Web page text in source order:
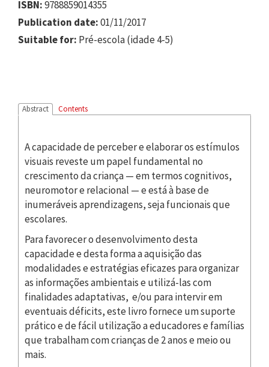
ISBN:9788859014355
Publication date:01/11/2017
Suitable for: Pré-escola (idade 4-5)
Abstract Contents
A capacidade de perceber e elaborar os estímulos
visuais reveste um papel fundamental no
crescimento da criança — em termos cognitivos,
neuromotor e relacional — e está à base de
inumeráveis aprendizagens, seja funcionais que
escolares.
Para favorecer o desenvolvimento desta
capacidade e desta forma a aquisição das
modalidades e estratégias eficazes para organizar
as informações ambientais e utilizá-las com
finalidades adaptativas, e/ou para intervir em
eventuais déficits, este livro fornece um suporte
prático e de fácil utilização a educadores e famílias
que trabalham com crianças de 2 anos e meio ou
mais.